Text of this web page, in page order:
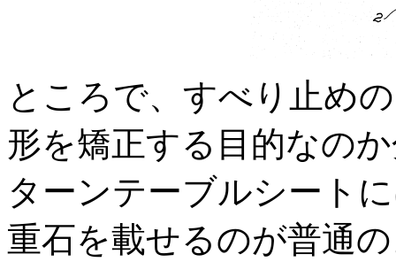
ところで、すべり止め
形を矯正する目的なの
ターンテーブルシート
重石を載せるのが普通